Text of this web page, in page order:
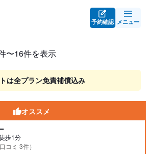
予約確認 メニュー
〜16件を表示
は全プラン免責補償込み
オススメ
歩1分
口コミ 3件）